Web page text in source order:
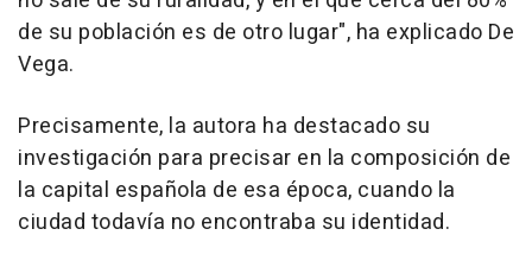
de su población es de otro lugar", ha explicado De
Vega.
Precisamente, la autora ha destacado su
investigación para precisar en la composición de
la capital española de esa época, cuando la
ciudad todavía no encontraba su identidad.